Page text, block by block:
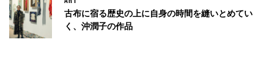
古布に宿る歴史の上に自身の時間を縫いとめてい
く、沖潤子の作品